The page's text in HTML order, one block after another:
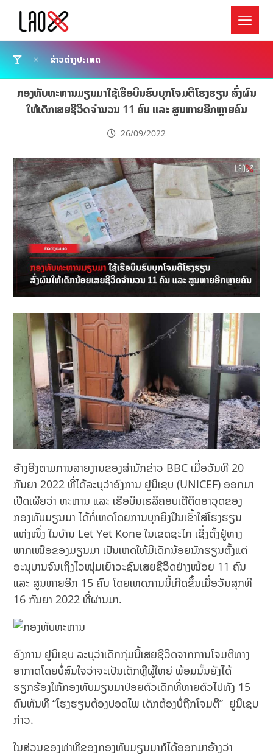
ຂ່າວຕ່າງປະເທດ
ກອງທັບທະຫານມຽນມາໃຊ້ເຮືອບິນຮົບບຸກໂຈມຕີໂຮງຮຽນ ສົ່ງຜົນ
ໃຫ້ເດັກເສຍຊີວິດຈໍານວນ 11 ຄົນ ແລະ ສູນຫາຍອີກຫຼາຍຄົນ
26/09/2022
ອ້າງອີງຕາມການລາຍງານຂອງສຳນັກຂ່າວ BBC ເມື່ອວັນທີ 20
ກັນຍາ 2022 ທີ່ໄດ້ລະບຸວ່າອົງການ ຢູນິເຊບ (UNICEF) ອອກມາ
ເປີດເຜີຍວ່າ ທະຫານ ແລະ ເຮືອບິນເຮລິຄອບເຕີຕິດອາວຸດຂອງ
ກອງທັບມຽນມາ ໄດ້ກໍ່ເຫດໂດຍການບຸກຍິງປືນເຂົ້າໃສ່ໂຮງຮຽນ
ແຫ່ງໜຶ່ງ ໃນບ້ານ Let Yet Kone ໃນເຂດຊະໄກ ເຊິ່ງຕັ້ງຢູ່ທາງ
ພາກເໜືອຂອງມຽນມາ ເປັນເຫດໃຫ້ມີເດັກນ້ອຍນັກຮຽນຕັ້ງແຕ່
ອະນຸບານຈົນເຖິງໄວໜຸ່ມເຍົາວະຊົນເສຍຊີວິດຢ່າງໜ້ອຍ 11 ຄົນ
ແລະ ສູນຫາຍອີກ 15 ຄົນ ໂດຍເຫດການນີ້ເກີດຂຶ້ນເມື່ອວັນສຸກທີ
16 ກັນຍາ 2022 ທີ່ຜ່ານມາ.
ອົງການ ຢູນິເຊບ ລະບຸວ່າເດັກກຸ່ມນີ້ເສຍຊີວິດຈາກການໂຈມຕີທາງ
ອາກາດໂດຍບໍ່ສົນໃຈວ່າຈະເປັນເດັກຫຼືຜູ້ໃຫຍ່ ພ້ອມນັ້ນຍັງໄດ້
ຮຽກຮ້ອງໃຫ້ກອງທັບມຽນມາປ່ອຍຕົວເດັກທີ່ຫາຍຕົວໄປທັງ 15
ຄົນທັນທີ “ໂຮງຮຽນຕ້ອງປອດໄພ ເດັກຕ້ອງບໍ່ຖືກໂຈມຕີ” ຢູນິເຊບ
ກ່າວ.
ໃນສ່ວນຂອງທ່າທີຂອງກອງທັບມຽນມາກໍໄດ້ອອກມາອ້າງວ່າ